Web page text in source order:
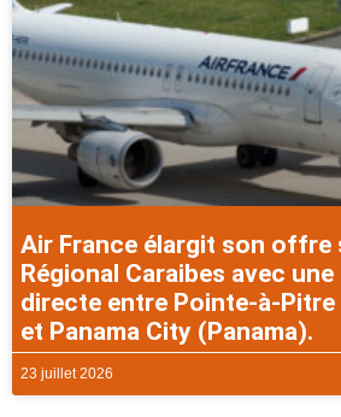
Air France élargit son offre
Régional Caraibes avec
directe entre Pointe-à-Pitre
et Panama City (Panama).
23 juillet 2026